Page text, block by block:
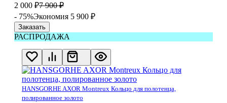
2 000 ₽7 900 ₽
- 75%Экономия 5 900 ₽
Заказать
РАСПРОДАЖА
HANSGORHE AXOR Montreux Кольцо для полотенца,
полированное золото